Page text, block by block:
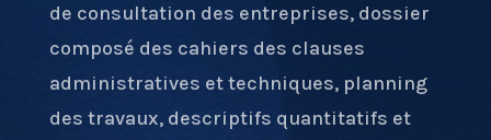
de consultation des entreprises, dossier
composé des cahiers des clauses
administratives et techniques, planning
des travaux, descriptifs quantitatifs et